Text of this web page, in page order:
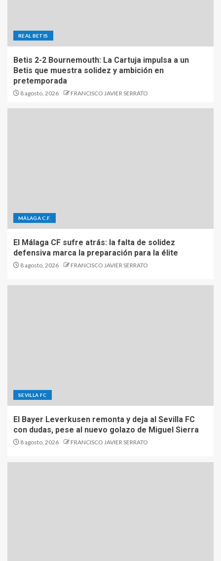
REAL BETIS
Betis 2-2 Bournemouth: La Cartuja impulsa a un
Betis que muestra solidez y ambición en
pretemporada
8 agosto, 2026 FRANCISCO JAVIER SERRATO
MÁLAGA C.F.
El Málaga CF sufre atrás: la falta de solidez
defensiva marca la preparación para la élite
8 agosto, 2026 FRANCISCO JAVIER SERRATO
SEVILLA FC
El Bayer Leverkusen remonta y deja al Sevilla FC
con dudas, pese al nuevo golazo de Miguel Sierra
8 agosto, 2026 FRANCISCO JAVIER SERRATO